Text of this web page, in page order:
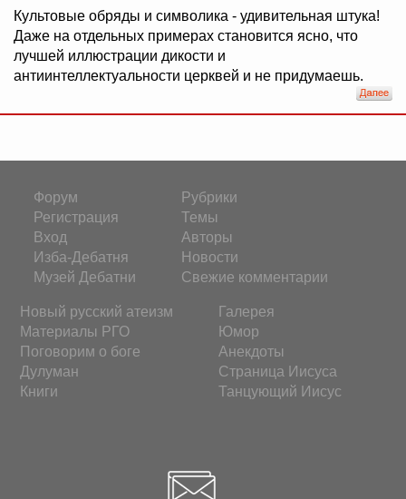
Культовые обряды и символика - удивительная штука!
Даже на отдельных примерах становится ясно, что
лучшей иллюстрации дикости и
антиинтеллектуальности церквей и не придумаешь.
Форум
Регистрация
Вход
Изба-Дебатня
Музей Дебатни
Рубрики
Темы
Авторы
Новости
Свежие комментарии
Новый русский атеизм
Материалы РГО
Поговорим о боге
Дулуман
Книги
Галерея
Юмор
Анекдоты
Страница Иисуса
Танцующий Иисус